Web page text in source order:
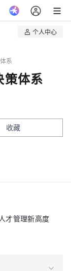
个人中心
系
策体系
收藏
才管理新高度